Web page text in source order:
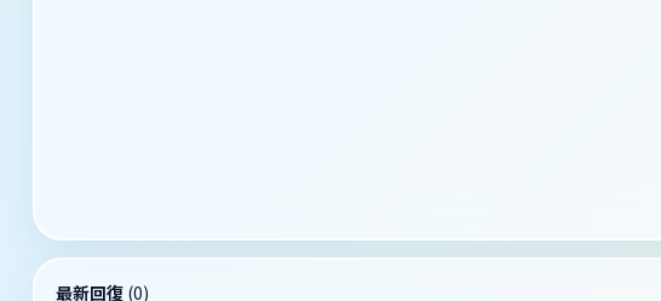
最新回復 (0)